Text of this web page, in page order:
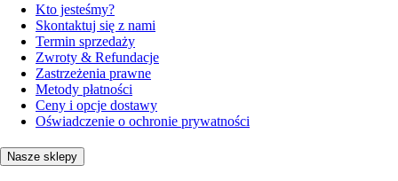
Kto jesteśmy?
Skontaktuj się z nami
Termin sprzedaży
Zwroty & Refundacje
Zastrzeżenia prawne
Metody płatności
Ceny i opcje dostawy
Oświadczenie o ochronie prywatności
Nasze sklepy